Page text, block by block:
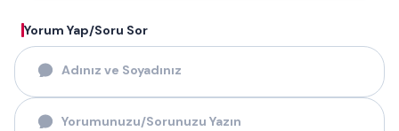
Yorum Yap/Soru Sor